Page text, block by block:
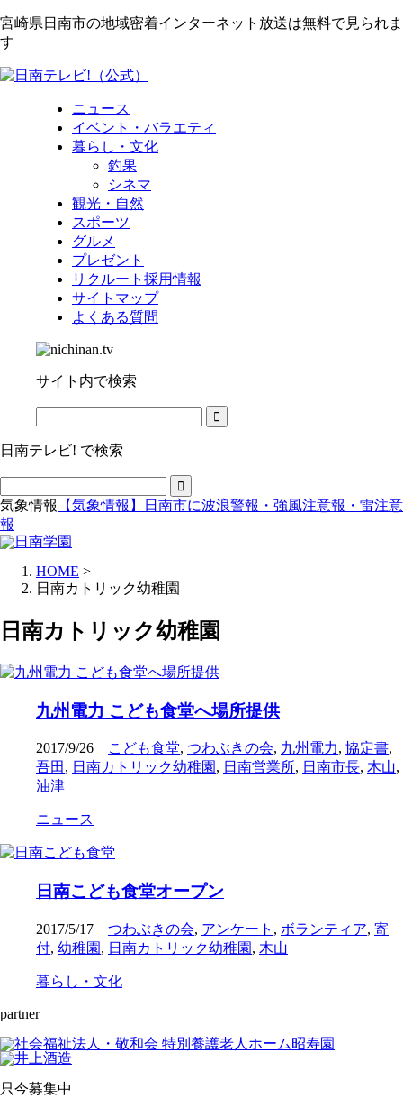
宮崎県日南市の地域密着インターネット放送は無料で見られま
す
ニュース
イベント・バラエティ
暮らし・文化
釣果
シネマ
観光・自然
スポーツ
グルメ
プレゼント
リクルート採用情報
サイトマップ
よくある質問
サイト内で検索
日南テレビ! で検索
気象情報
【気象情報】日南市に波浪警報・強風注意報・雷注意
報
HOME >
日南カトリック幼稚園
日南カトリック幼稚園
九州電力 こども食堂へ場所提供
2017/9/26 こども食堂, つわぶきの会, 九州電力, 協定書,
吾田 , 日南カトリック幼稚園 , 日南営業所, 日南市長, 木山,
油津
ニュース
日南こども食堂オープン
2017/5/17 つわぶきの会, アンケート , ボランティア, 寄
付, 幼稚園 , 日南カトリック幼稚園 , 木山
暮らし・文化
partner
只今募集中